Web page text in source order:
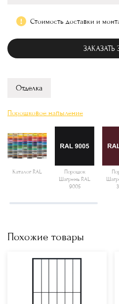
Стоимость доставки и
ЗАКАЗАТЬ
Отделка
Порошковое напыление
Каталог RAL
Порошок
Шагрень RAL
9005
Похожие товары